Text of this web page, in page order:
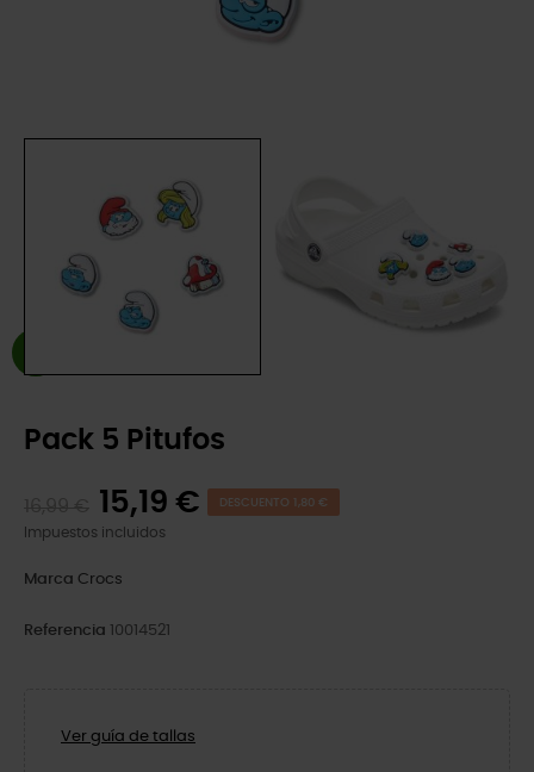
Pack 5 Pitufos
15,19 € DESCUENTO 1,80 €
Impuestos incluidos
Marca Crocs
Referencia 10014521
Ver guía de tallas